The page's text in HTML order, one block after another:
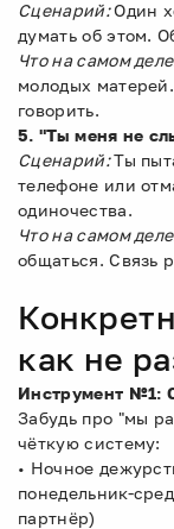
Сценарий:Один
думать об этом.
Что на самом
молодых
говорить.
5. "Ты меня не
Сценарий:Ты
телефоне или
одиночества.
Что на самом
общаться. Связь
как не
Инструмент №1:
Забудь про "мы
чёткую систему:
• Ночное
понедельник-
партнёр)